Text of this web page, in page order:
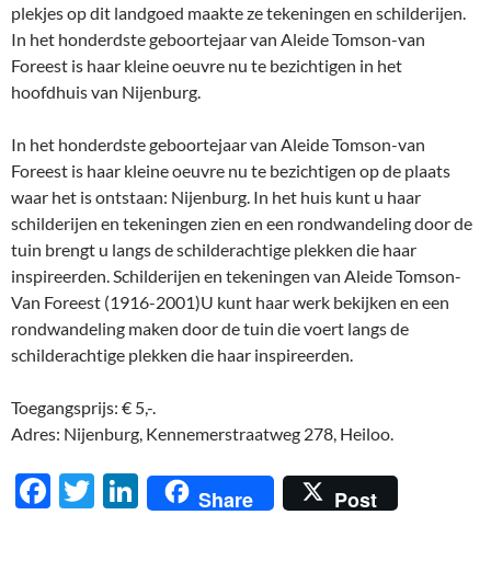
plekjes op dit landgoed maakte ze tekeningen en schilderijen.
In het honderdste geboortejaar van Aleide Tomson-van
Foreest is haar kleine oeuvre nu te bezichtigen in het
hoofdhuis van Nijenburg.
In het honderdste geboortejaar van Aleide Tomson-van
Foreest is haar kleine oeuvre nu te bezichtigen op de plaats
waar het is ontstaan: Nijenburg. In het huis kunt u haar
schilderijen en tekeningen zien en een rondwandeling door de
tuin brengt u langs de schilderachtige plekken die haar
inspireerden. Schilderijen en tekeningen van Aleide Tomson-
Van Foreest (1916-2001)U kunt haar werk bekijken en een
rondwandeling maken door de tuin die voert langs de
schilderachtige plekken die haar inspireerden.
Toegangsprijs: € 5,-.
Adres: Nijenburg, Kennemerstraatweg 278, Heiloo.
F
T
Li
n
Share Post